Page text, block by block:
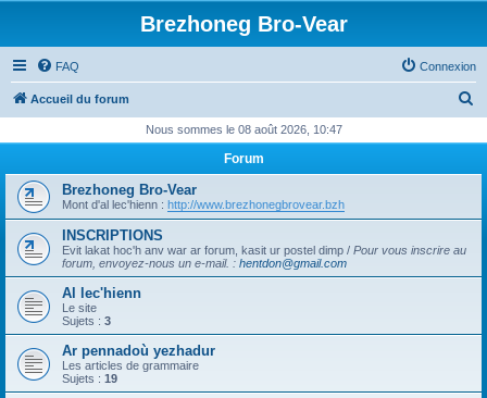
Brezhoneg Bro-Vear
FAQ Connexion
Accueil du forum
h
h
r
Nous sommes le 08 août 2026, 10:47
Forum
Brezhoneg Bro-Vear
Mont d'al lec'hienn : http://www.brezhonegbrovear.bzh
INSCRIPTIONS
Evit lakat hoc'h anv war ar forum, kasit ur postel dimp / Pour vous inscrire au
forum, envoyez-nous un e-mail. : hentdon@gmail.com
Al lec'hienn
Le site
Sujets : 3
Ar pennadoù yezhadur
Les articles de grammaire
Sujets : 19